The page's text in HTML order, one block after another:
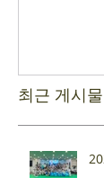
최근 게시물